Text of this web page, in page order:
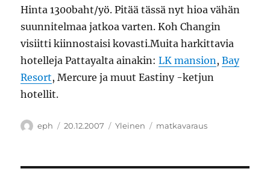
Hinta 1300baht/yö. Pitää tässä nyt hioa vähän
suunnitelmaa jatkoa varten. Koh Changin
visiitti kiinnostaisi kovasti.Muita harkittavia
hotelleja Pattayalta ainakin:LK mansion,Bay
Resort, Mercure ja muut Eastiny -ketjun
hotellit.
Kirjoittaja
eph Julkaistu
20.12.2007 Kategoriat
Yleinen Avainsanat
matkavaraus